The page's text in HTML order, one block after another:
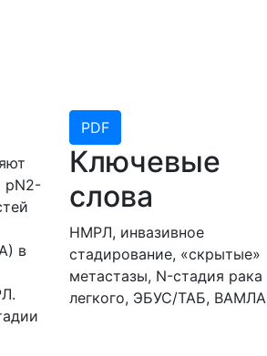
PDF
Ключевые
слова
НМРЛ, инвазивное
стадирование, «скрытые»
метастазы, N-стадия рака
легкого, ЭБУС/ТАБ, ВАМЛА
pN2-
в